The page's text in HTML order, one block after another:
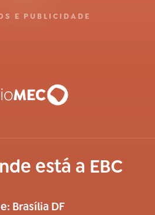
E PUBLICIDADE
está a EBC
Brasília DF